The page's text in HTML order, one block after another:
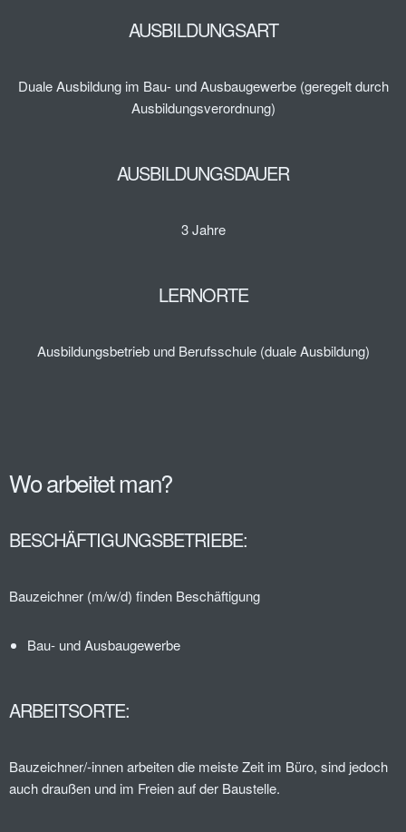
AUSBILDUNGSART
Duale Ausbildung im Bau- und Ausbaugewerbe (geregelt durch
Ausbildungsverordnung)
AUSBILDUNGSDAUER
3 Jahre
LERNORTE
Ausbildungsbetrieb und Berufsschule (duale Ausbildung)
Wo arbeitet man?
BESCHÄFTIGUNGSBETRIEBE:
Bauzeichner (m/w/d) finden Beschäftigung
Bau- und Ausbaugewerbe
ARBEITSORTE:
Bauzeichner/-innen arbeiten die meiste Zeit im Büro, sind jedoch
auch draußen und im Freien auf der Baustelle.